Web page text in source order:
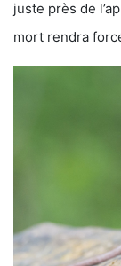
juste près de
mort rendra